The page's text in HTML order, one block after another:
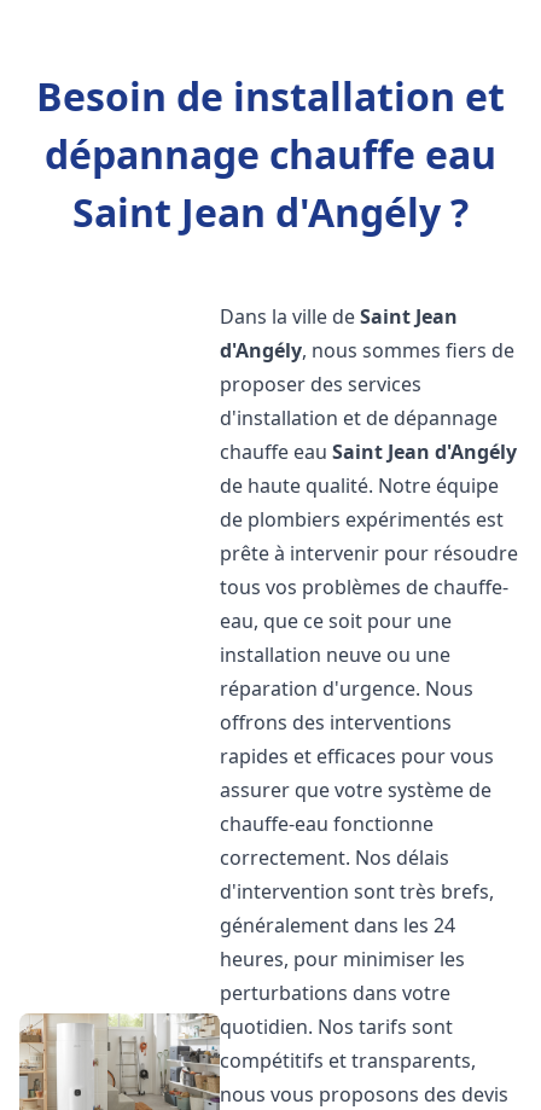
Besoin de installation et
dépannage chauffe eau
Saint Jean d'Angély ?
Dans la ville deSaint Jean
d'Angély, nous sommes fiers de
proposer des services
d'installation et de dépannage
chauffe eauSaint Jean d'Angély
de haute qualité. Notre équipe
de plombiers expérimentés est
prête à intervenir pour résoudre
tous vos problèmes de chauffe-
eau, que ce soit pour une
installation neuve ou une
réparation d'urgence. Nous
offrons des interventions
rapides et efficaces pour vous
assurer que votre système de
chauffe-eau fonctionne
correctement. Nos délais
d'intervention sont très brefs,
généralement dans les 24
heures, pour minimiser les
perturbations dans votre
quotidien. Nos tarifs sont
compétitifs et transparents,
nous vous proposons des devis